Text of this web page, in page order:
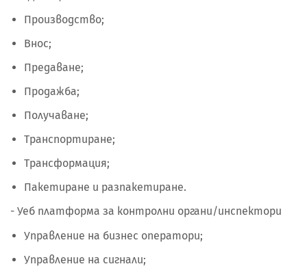
Производство;
Внос;
Предаване;
Продажба;
Получаване;
Транспортиране;
Трансформация;
Пакетиране и разпакетиране.
- Уеб платформа за контролни органи/инспектори
Управление на бизнес оператори;
Управление на сигнали;